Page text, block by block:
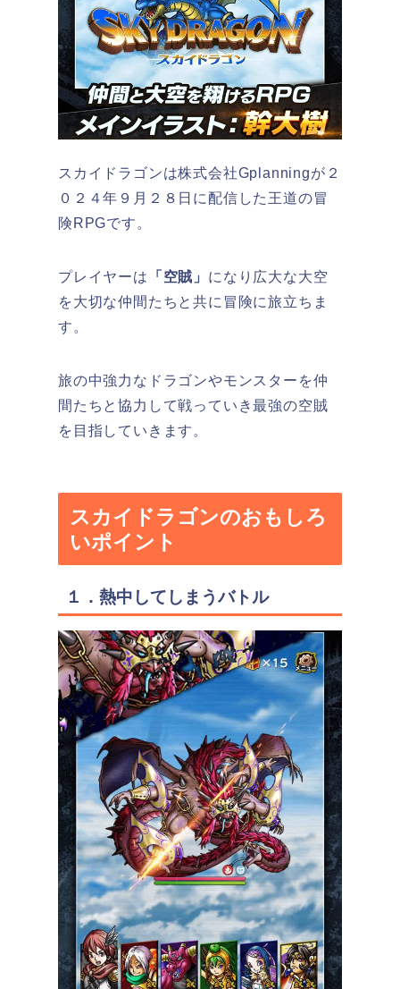
スカイドラゴンは株式会社Gplanningが２
０２４年９月２８日に配信した王道の冒
険RPGです。
プレイヤーは 「空賊」 になり広大な大空
を大切な仲間たちと共に冒険に旅立ちま
す。
旅の中強力なドラゴンやモンスターを仲
間たちと協力して戦っていき最強の空賊
を目指していきます。
スカイドラゴンのおもしろ
いポイント
１．熱中してしまうバトル